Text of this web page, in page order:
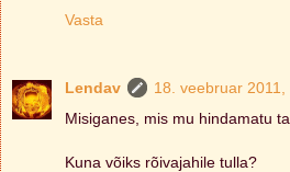
Vasta
Lendav
18. veebruar 2011,
Misiganes, mis mu hindamatu
Kuna võiks rõivajahile tulla?